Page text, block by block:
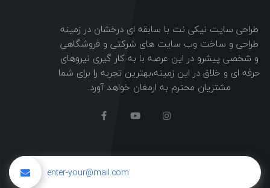
طراحی سایت نیکی نت با سابقه ای درخشان در زمینه
طراحی و ساخت وب سایت های شرکتی و فروشگاهی
و شخصی پیشرو در این عرصه با به کار گیری نیروهای
حرفه ای و خلاق در این زمینه،بهترین تجربه را برای شما
مشتریان محترم به ارمغان خواهد آورد.